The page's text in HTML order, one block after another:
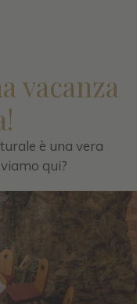
vacanza
è una vera
qui?